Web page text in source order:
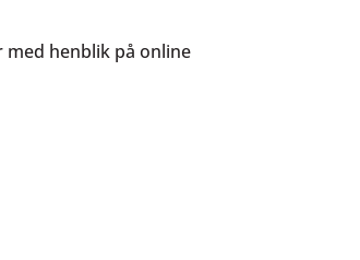
med henblik på online